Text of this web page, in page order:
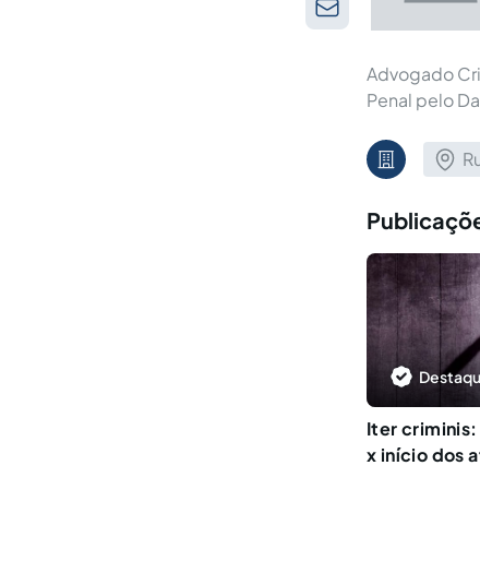
Advogado
Penal pelo
Iter
x início dos